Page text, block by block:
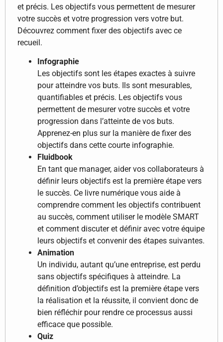
et précis. Les objectifs vous permettent de mesurer
votre succès et votre progression vers votre but.
Découvrez comment fixer des objectifs avec ce
recueil.
Infographie
Les objectifs sont les étapes exactes à suivre
pour atteindre vos buts. Ils sont mesurables,
quantifiables et précis. Les objectifs vous
permettent de mesurer votre succès et votre
progression dans l’atteinte de vos buts.
Apprenez-en plus sur la manière de fixer des
objectifs dans cette courte infographie.
Fluidbook
En tant que manager, aider vos collaborateurs à
définir leurs objectifs est la première étape vers
le succès. Ce livre numérique vous aide à
comprendre comment les objectifs contribuent
au succès, comment utiliser le modèle SMART
et comment discuter et définir avec votre équipe
leurs objectifs et convenir des étapes suivantes.
Animation
Un individu, autant qu’une entreprise, est perdu
sans objectifs spécifiques à atteindre. La
définition d’objectifs est la première étape vers
la réalisation et la réussite, il convient donc de
bien réfléchir pour rendre ce processus aussi
efficace que possible.
Quiz